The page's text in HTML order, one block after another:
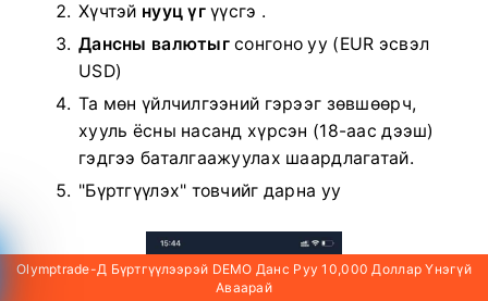
Хүчтэй нууц үгүүсгэ .
Дансны валютыгсонгоно уу (EUR эсвэл
USD)
Та мөн үйлчилгээний гэрээг зөвшөөрч,
хууль ёсны насанд хүрсэн (18-аас дээш)
гэдгээ баталгаажуулах шаардлагатай.
"Бүртгүүлэх" товчийг дарна уу
Olymptrade-Д Бүртгүүлээрэй DEMO Данс Руу 10,000 Доллар Үнэгүй
Аваарай